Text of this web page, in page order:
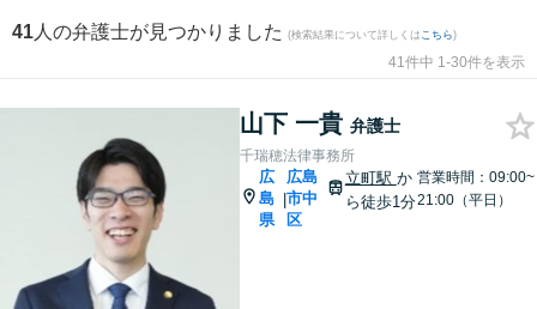
41 人の弁護士が見つかりました (検索結果について詳しくは こちら)
41件中 1-30件を表示
山下 一貴 弁護士
千瑞穂法律事務所
広
島
県
|
広島
市中
区
立町駅 か
ら徒歩1分
営業時間：09:00~
21:00（平日）